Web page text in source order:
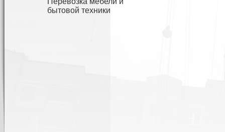
бытовой техники